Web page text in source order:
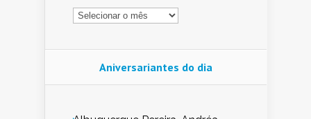
Arquivo
Aniversariantes do dia